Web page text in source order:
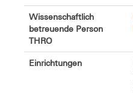
Wissenschaftlich
betreuende Person
THRO
Einrichtungen